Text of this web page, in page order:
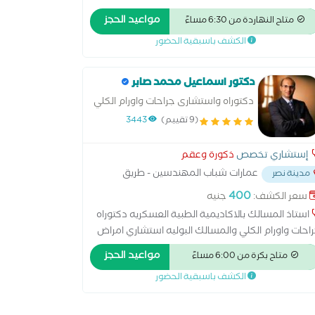
متاح النهاردة من 6:30 مساءً مواعيد الحجز
الكشف باسبقية الحضور
دكتور اسماعيل محمد صابر
دكتوراه واستشارى جراحات واورام الكلي
والمسالك البوليه
(9 تقييم) 3443
إستشاري تخصص ذكورة وعقم
مدينة نصر
عمارات شباب المهندسين - طريق
- امام قسم اول مدينة نصر
سعر الكشف:400جنيه
استاذ المسالك بالاكاديمية الطبية العسكريه دكتوراه
واورام الكلي والمسالك البوليه استشاري امراض
و العقم و الضعف الجنسي استشاري
القوات المسلحة والطب العسكري عضو
الجمعية المصرية لمناظير اورام المسالك البولية
متاح بكرة من 6:00 مساءً مواعيد الحجز
الكشف باسبقية الحضور